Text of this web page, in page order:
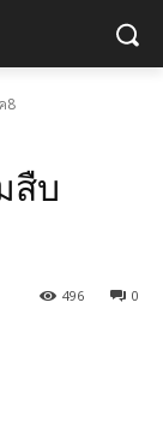
8
สืบ
0
496